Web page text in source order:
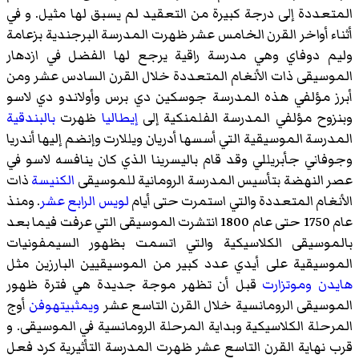
المتعددة إلى درجة كبيرة من التعقيد لم يسبق لها مثيل. و في
أثناء أواخر القرن الخامس عشر ظهرت المدرسة البرجندية بزعامة
وليم دوفاي وهي مدرسة راقية يرجع لها الفضل في ازدهار
الموسيقى ذات الأنغام المتعددة خلال القرن السادس عشر ومن
أبرز مؤلفي هذه المدرسة جوسكين دي برس وأولاندو دي لاسو
وبنزوح مؤلفي المدرسة الفلمنكية إلىإيطاليا ظهرت بالبندقية
المدرسة الموسيقية التي أسسها أدريان ويللارت وإنضم إليها أندريا
وجوفاني جأبريللي وقد قام باليسرينا الذي كان ينافسه لاسو في
عصر النهضة بتأسيس المدرسة الرومانية للموسيقى الكنيسةذات
الأنغام المتعددة والتي استمرت حتى أياملويس الرابع عشر. ومنذ
عام 1750 حتى عام 1800 انتشرت الموسيقى التي عرفت فيما بعد
بالموسيقى الكلاسيكية والتي اتسمت بظهور السيمفونيات
الموسيقية على أيدي عدد كبير من الموسيقيين البارزين مثل
هايدن وموتزارت قبل أن تظهر موجة جديدة هي فترة ظهور
الموسيقى الرومانسية خلال القرن التاسع عشر ويمثبيتهوفن أوج
المرحلة الكلاسيكية وبداية المرحلة الرومانسية في الموسيقى. و
قرب نهاية القرن التاسع عشر ظهرت المدرسة التأثيرية كرد فعل